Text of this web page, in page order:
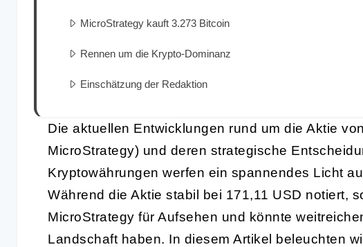
MicroStrategy kauft 3.273 Bitcoin
Rennen um die Krypto-Dominanz
Einschätzung der Redaktion
Die aktuellen Entwicklungen rund um die Aktie
MicroStrategy) und deren strategische
Kryptowährungen werfen ein spannendes Licht
Während die Aktie stabil bei 171,11 USD notiert,
MicroStrategy für Aufsehen und könnte
Landschaft haben. In diesem Artikel beleuchten